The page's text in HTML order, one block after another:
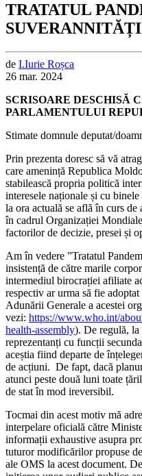
TRATATUL
de I.Iurie Roșca
26 mar. 2024
SCRISOARE DESCHISĂ
PARLAMENTULUI
Stimate domnule deputat/
Prin prezenta doresc să vă
care amenință Republica
stabilească propria politică
interesele naționale și cu
la ora actuală se află în curs
în cadrul Organizației
factorilor de decizie, presei și
Am în vedere ”Tratatul
insistență de către marile
intermediul birocrației afiliate
respectiv ar urma să fie
Adunării Generale a acestei
vezi: https://www.who.int/
health-assembly). De regulă,
reprezentanți cu funcții
aceștia fiind departe de
de acțiuni. De fapt, dacă
atunci peste două luni toate
de stat în mod ireversibil.
Tocmai din acest motiv mă
interpelare oficială către
informații exhaustive asupra
tuturor modificărilor propuse
ale OMS la acest document.